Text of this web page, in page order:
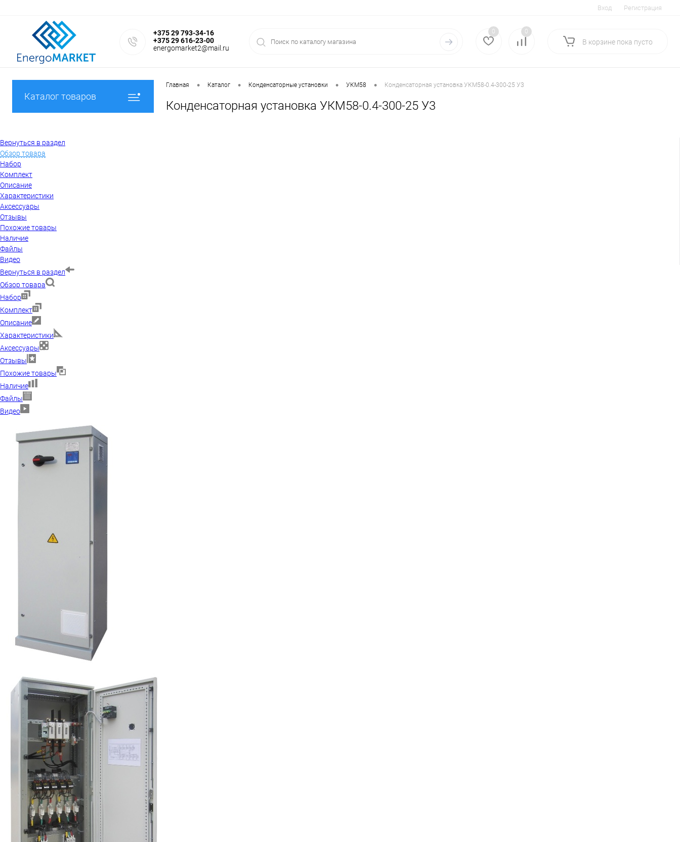
Вход Регистрация
+375 29 793-34-16
+375 29 616-23-00
energomarket2@mail.ru
0 0
В корзине пока пусто
Каталог товаров
Главная • Каталог • Конденсаторные установки • УКМ58 • Конденсаторная установка УКМ58-0.4-300-25 У3
Конденсаторная установка УКМ58-0.4-300-25 У3
Вернуться в раздел
Обзор товара
Набор
Комплект
Описание
Характеристики
Аксессуары
Отзывы
Похожие товары
Наличие
Файлы
Видео
Вернуться в раздел
Обзор товара
Набор
Комплект
Описание
Характеристики
Аксессуары
Отзывы
Похожие товары
Наличие
Файлы
Видео